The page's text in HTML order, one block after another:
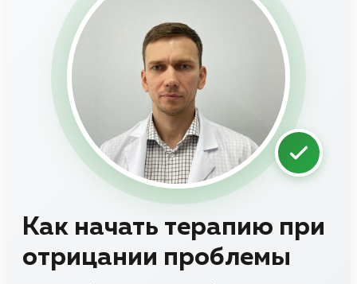
Как начать терапию при
отрицании проблемы